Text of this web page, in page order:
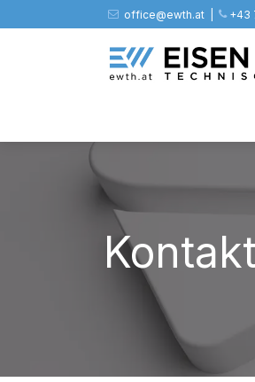
Zum Inhalt springenoffice@ewth.at | ​​​ +43